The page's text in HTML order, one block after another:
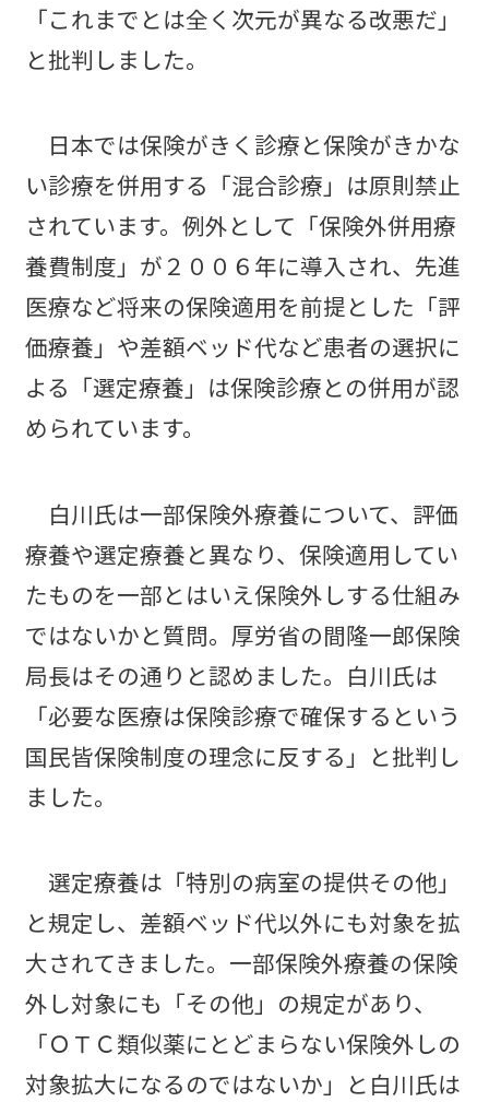
「これまでとは全く次元が異なる改悪だ」
と批判しました。
日本では保険がきく診療と保険がきかな
い診療を併用する「混合診療」は原則禁止
されています。例外として「保険外併用療
養費制度」が２００６年に導入され、先進
医療など将来の保険適用を前提とした「評
価療養」や差額ベッド代など患者の選択に
よる「選定療養」は保険診療との併用が認
められています。
白川氏は一部保険外療養について、評価
療養や選定療養と異なり、保険適用してい
たものを一部とはいえ保険外しする仕組み
ではないかと質問。厚労省の間隆一郎保険
局長はその通りと認めました。白川氏は
「必要な医療は保険診療で確保するという
国民皆保険制度の理念に反する」と批判し
ました。
選定療養は「特別の病室の提供その他」
と規定し、差額ベッド代以外にも対象を拡
大されてきました。一部保険外療養の保険
外し対象にも「その他」の規定があり、
「ＯＴＣ類似薬にとどまらない保険外しの
対象拡大になるのではないか」と白川氏は